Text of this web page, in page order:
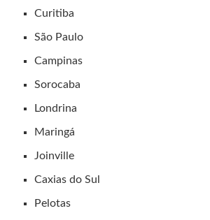
Curitiba
São Paulo
Campinas
Sorocaba
Londrina
Maringá
Joinville
Caxias do Sul
Pelotas